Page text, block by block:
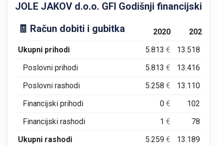
JOLE JAKOV d.o.o. GFI Godišnji financijski
🧾 Račun dobiti i gubitka
2020
2021
Ukupni prihodi
5.813€ 13.518
Poslovni prihodi
5.813€ 13.416
Poslovni rashodi
5.258€ 13.110
Financijski prihodi
0€ 102
Financijski rashodi
1€ 78
Ukupni rashodi
5.259€ 13.189